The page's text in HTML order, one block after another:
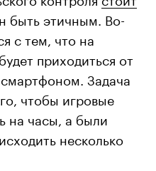
быть этичным. Во-
с тем, что на
приходиться от
Задача
чтобы игровые
на часы, а были
несколько